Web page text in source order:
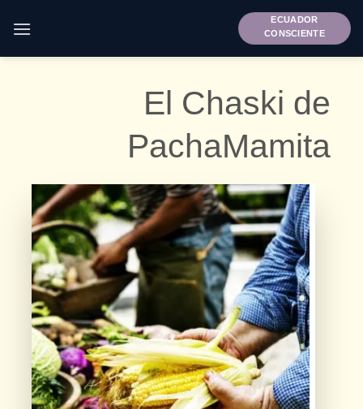
ECUADOR
CONSCIENTE
El Chaski de
PachaMamita